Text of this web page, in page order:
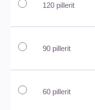
120 pillerit
90 pillerit
60 pillerit